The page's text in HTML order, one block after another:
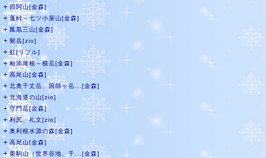
＋四阿山[金森]
＋蓬峠～七ツ小屋山[金森]
＋ 鳳凰三山[金森]
＋ 剱岳[zio]
＋虹[リブル]
＋杣添尾根～横岳[金森]
＋高尾山[金森]
＋ 北奥千丈岳、国師ヶ岳...[金森]
＋北海道の山[zio]
＋守門岳[金森]
＋利尻、礼文[zio]
＋ 奥利根水源の森[金森]
＋ 高尾山[金森]
＋栗駒山（世界谷地、千...[金森]